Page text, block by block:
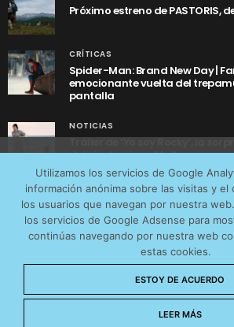
Próximo estreno de PASTORIS,
CRÍTICAS
Spider-Man: Brand New Day |
emocionante vuelta del
pantalla
NOTICIAS
Tráiler de ‘Yo soy Rocky’, la
detrás de cómo Stallone se
AVISO LEGAL CONTACTO
POLÍTICA DE PRIVACIDAD
© 2026 CinemaNet. Designed by
Utilizamos los servicios de Google
información anónima sobre las visitas y el
los usuarios que navegan por nuestra
los servicios de Google Adsense para
continúas navegando por nuestra web
estas cookies.
ESTOY DE ACUERDO
LEER MÁS
tráfico web que recibimos y conocer
más os interesan. Puede cambiar las
obtener más información sobre las
utilizamos en nuestra Política de
Aceptar cookies
No permitir